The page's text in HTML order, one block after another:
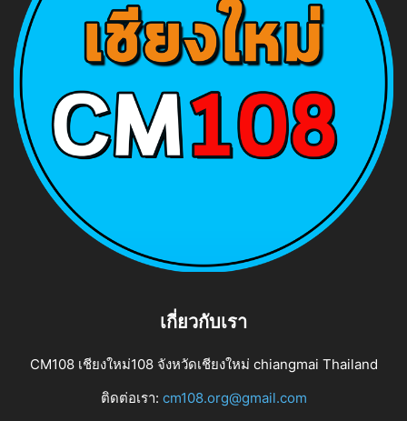
เกี่ยวกับเรา
CM108 เชียงใหม่108 จังหวัดเชียงใหม่ chiangmai Thailand
ติดต่อเรา: cm108.org@gmail.com